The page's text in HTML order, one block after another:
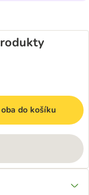
do košíku